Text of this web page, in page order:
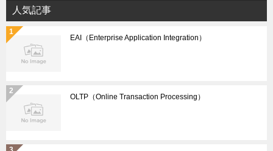
人気記事
EAI（Enterprise Application Integration）
OLTP（Online Transaction Processing）